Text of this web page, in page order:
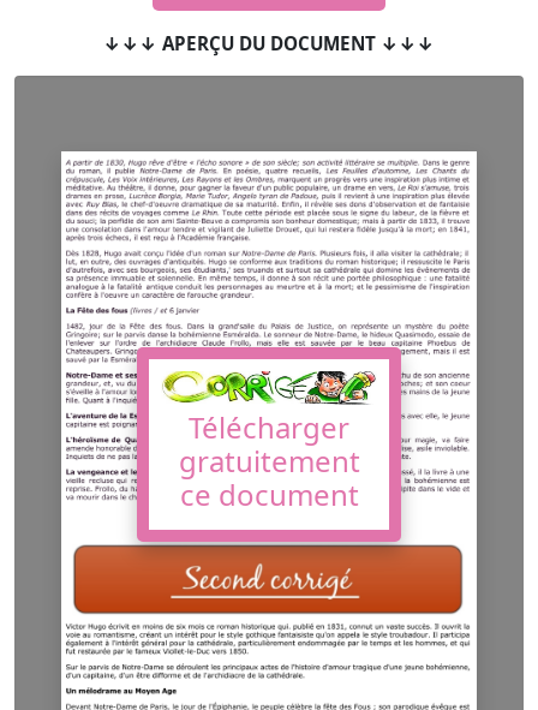
↓↓↓ APERÇU DU DOCUMENT ↓↓↓
Télécharger
gratuitement
ce document